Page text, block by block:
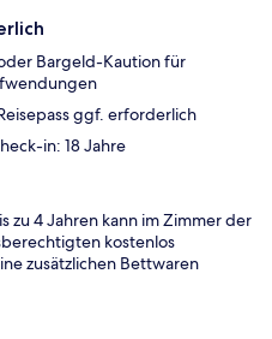
Bargeld-Kaution für
ggf. erforderlich
in: 18 Jahre
zu 4 Jahren kann im Zimmer der
kostenlos
zusätzlichen Bettwaren